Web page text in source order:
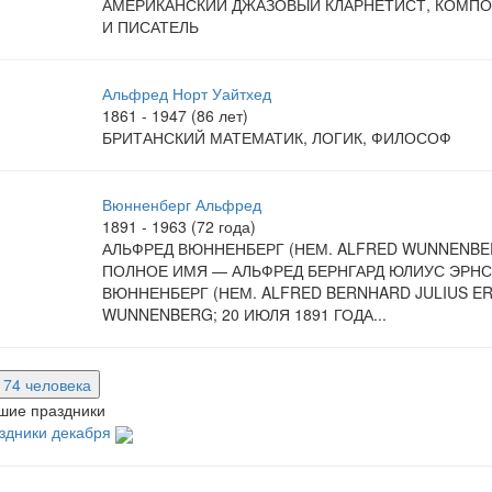
АМЕРИКАНСКИЙ ДЖАЗОВЫЙ КЛАРНЕТИСТ,
И ПИСАТЕЛЬ
Альфред Норт Уайтхед
1861 - 1947 (86 лет)
БРИТАНСКИЙ МАТЕМАТИК, ЛОГИК, ФИЛОСОФ
Вюнненберг Альфред
1891 - 1963 (72 года)
АЛЬФРЕД ВЮННЕНБЕРГ (НЕМ. ALFRED
ПОЛНОЕ ИМЯ — АЛЬФРЕД БЕРНГАРД ЮЛИУС
ВЮННЕНБЕРГ (НЕМ. ALFRED BERNHARD JULIUS
WUNNENBERG; 20 ИЮЛЯ 1891 ГОДА...
человека
праздники
декабря